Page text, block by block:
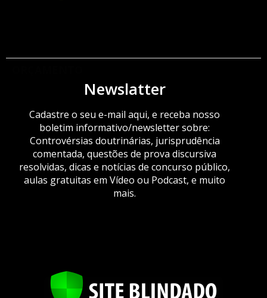
Newslatter
Cadastre o seu e-mail aqui, e receba nosso
boletim informativo/newsletter sobre:
Controvérsias doutrinárias, jurisprudência
comentada, questões de prova discursiva
resolvidas, dicas e notícias de concurso público,
aulas gratuitas em Vídeo ou Podcast, e muito
mais.